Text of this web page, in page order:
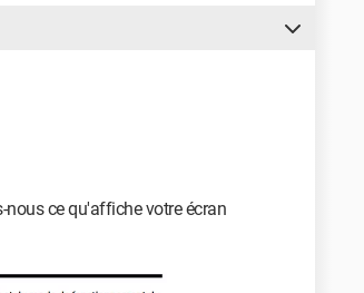
ce qu'affiche votre écran